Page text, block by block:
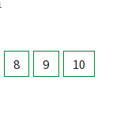
8 9
10